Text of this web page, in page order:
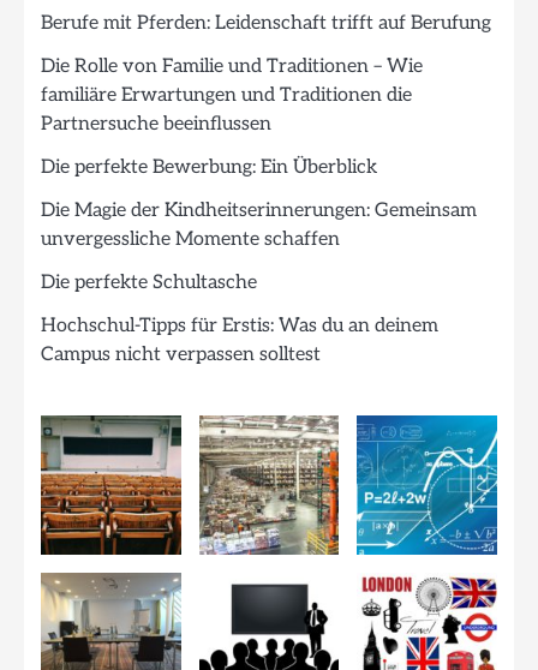
Berufe mit Pferden: Leidenschaft trifft auf Berufung
Die Rolle von Familie und Traditionen – Wie
familiäre Erwartungen und Traditionen die
Partnersuche beeinflussen
Die perfekte Bewerbung: Ein Überblick
Die Magie der Kindheitserinnerungen: Gemeinsam
unvergessliche Momente schaffen
Die perfekte Schultasche
Hochschul-Tipps für Erstis: Was du an deinem
Campus nicht verpassen solltest